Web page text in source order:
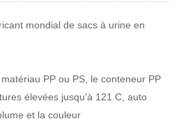
mondial de sacs à urine en
PP ou PS, le conteneur PP
élevées jusqu'à 121 C, auto
et la couleur